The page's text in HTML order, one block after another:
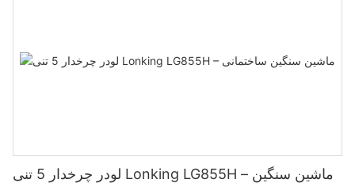
لودر چرخدار 5 تنی Lonking LG855H – ماشین سنگین